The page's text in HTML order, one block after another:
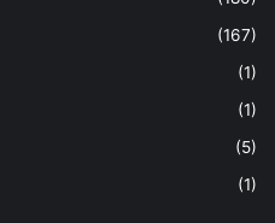
(167)
(1)
(1)
(5)
(1)